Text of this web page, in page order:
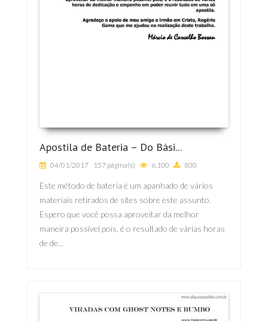
Apostila de Bateria – Do Bási...
04/01/2017 157 página(s) 6.100 830
Este método de bateria é um apanhado de vários
materiais retirados de sites sobre este assunto.
Espero que você possa aproveitar da melhor
maneira possível pois, é o resultado de várias horas
de de...